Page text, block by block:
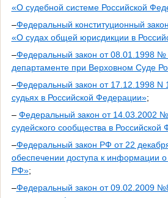
«О судебной системе Российской
–Федеральный конституционный
«О судах общей юрисдикции в
–Федеральный закон от 08.01.1998
департаменте при Верховном Суде
–Федеральный закон от 17.12.1998
судьях в Российской Федерации»;
– Федеральный закон от 14.03.2002
судейского сообщества в Российской
–Федеральный закон РФ от 22
обеспечении доступа к информации о
РФ»;
–Федеральный закон от 09.02.2009